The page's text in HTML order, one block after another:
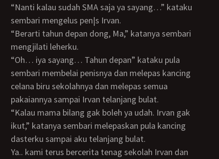
“Nanti kalau sudah SMA saja ya sayang…” kataku
sembari mengelus pen|s Irvan.
“Berarti tahun depan dong, Ma,” katanya sembari
mengjilati leherku.
“Oh… iya sayang… Tahun depan” kataku pula
sembari membelai penisnya dan melepas kancing
celana biru sekolahnya dan melepas semua
pakaiannya sampai Irvan telanjang bulat.
“Kalau mama bilang gak boleh ya udah. Irvan gak
ikut,” katanya sembari melepaskan pula kancing
dasterku sampai aku telanjang bulat.
Ya.. kami terus bercerita tenag sekolah Irvan dan